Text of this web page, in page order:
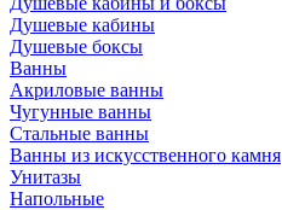
Душевые кабины
Душевые боксы
Ванны
Акриловые ванны
Чугунные ванны
Стальные ванны
Ванны из искусственного камня
Унитазы
Напольные